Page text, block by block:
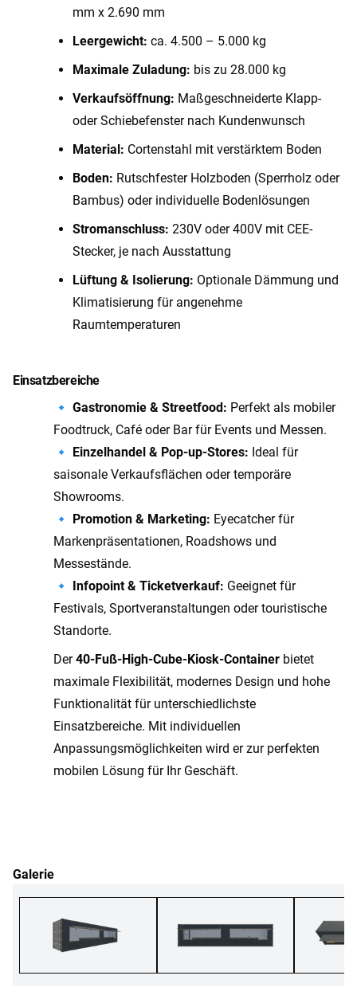
mm x 2.690 mm
Leergewicht: ca. 4.500 – 5.000 kg
Maximale Zuladung: bis zu 28.000 kg
Verkaufsöffnung: Maßgeschneiderte Klapp-
oder Schiebefenster nach Kundenwunsch
Material: Cortenstahl mit verstärktem Boden
Boden: Rutschfester Holzboden (Sperrholz oder
Bambus) oder individuelle Bodenlösungen
Stromanschluss: 230V oder 400V mit CEE-
Stecker, je nach Ausstattung
Lüftung & Isolierung: Optionale Dämmung und
Klimatisierung für angenehme
Raumtemperaturen
Einsatzbereiche
🔹 Gastronomie & Streetfood: Perfekt als mobiler
Foodtruck, Café oder Bar für Events und Messen.
🔹 Einzelhandel & Pop-up-Stores: Ideal für
saisonale Verkaufsflächen oder temporäre
Showrooms.
🔹 Promotion & Marketing: Eyecatcher für
Markenpräsentationen, Roadshows und
Messestände.
🔹 Infopoint & Ticketverkauf: Geeignet für
Festivals, Sportveranstaltungen oder touristische
Standorte.
Der40-Fuß-High-Cube-Kiosk-Containerbietet
maximale Flexibilität, modernes Design und hohe
Funktionalität für unterschiedlichste
Einsatzbereiche. Mit individuellen
Anpassungsmöglichkeiten wird er zur perfekten
mobilen Lösung für Ihr Geschäft.
Galerie